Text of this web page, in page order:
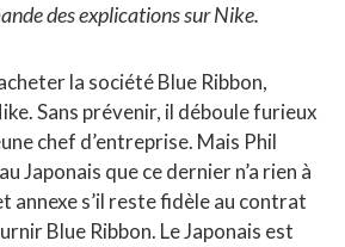
des explications sur Nike.
la société Blue Ribbon,
Sans prévenir, il déboule furieux
chef d’entreprise. Mais Phil
Japonais que ce dernier n’a rien à
annexe s’il reste fidèle au contrat
Blue Ribbon. Le Japonais est